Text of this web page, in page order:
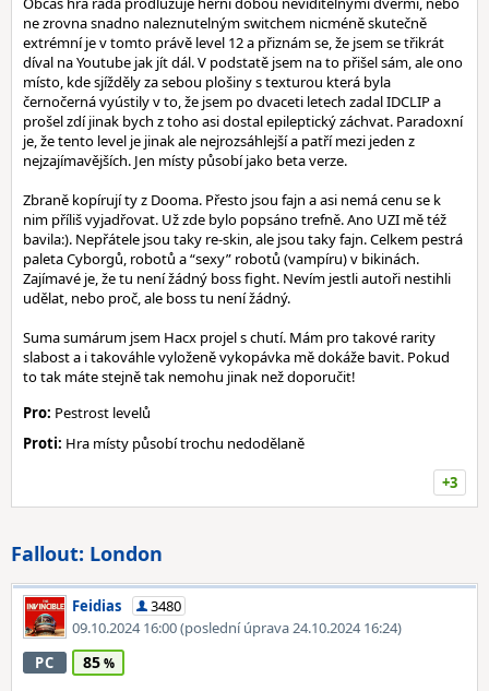
ne zrovna snadno naleznutelným switchem nicméně skutečně
extrémní je v tomto právě level 12 a přiznám se, že jsem se třikrát
díval na Youtube jak jít dál. V podstatě jsem na to přišel sám, ale ono
místo, kde sjížděly za sebou plošiny s texturou která byla
černočerná vyústily v to, že jsem po dvaceti letech zadal IDCLIP a
prošel zdí jinak bych z toho asi dostal epileptický záchvat. Paradoxní
je, že tento level je jinak ale nejrozsáhlejší a patří mezi jeden z
nejzajímavějších. Jen místy působí jako beta verze.
Zbraně kopírují ty z Dooma. Přesto jsou fajn a asi nemá cenu se k
nim příliš vyjadřovat. Už zde bylo popsáno trefně. Ano UZI mě též
bavila:). Nepřátele jsou taky re-skin, ale jsou taky fajn. Celkem pestrá
paleta Cyborgů, robotů a “sexy” robotů (vampíru) v bikinách.
Zajímavé je, že tu není žádný boss fight. Nevím jestli autoři nestihli
udělat, nebo proč, ale boss tu není žádný.
Suma sumárum jsem Hacx projel s chutí. Mám pro takové rarity
slabost a i takováhle vyloženě vykopávka mě dokáže bavit. Pokud
to tak máte stejně tak nemohu jinak než doporučit!
Pro: Pestrost levelů
Proti: Hra místy působí trochu nedodělaně
+3
Fallout: London
Feidias
3480
09.10.2024 16:00(poslední úprava 24.10.2024 16:24)
PC
85